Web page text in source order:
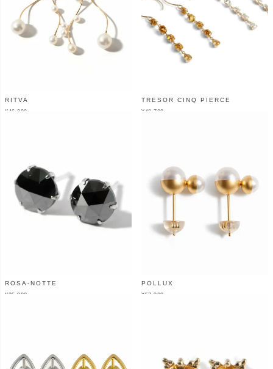
RITVA
¥ 46,200
TRESOR CINQ PIERCE
¥ 40,700
ROSA-NOTTE
¥25,800
POLLUX
¥57,200